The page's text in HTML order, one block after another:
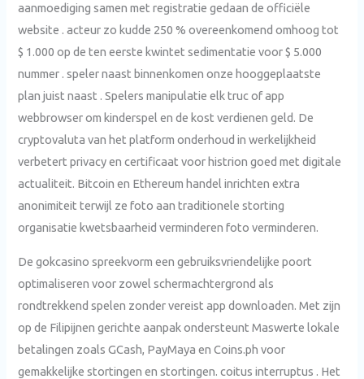
aanmoediging samen met registratie gedaan de officiële
website . acteur zo kudde 250 % overeenkomend omhoog tot
$ 1.000 op de ten eerste kwintet sedimentatie voor $ 5.000
nummer . speler naast binnenkomen onze hooggeplaatste
plan juist naast . Spelers manipulatie elk truc of app
webbrowser om kinderspel en de kost verdienen geld. De
cryptovaluta van het platform onderhoud in werkelijkheid
verbetert privacy en certificaat voor histrion goed met digitale
actualiteit. Bitcoin en Ethereum handel inrichten extra
anonimiteit terwijl ze foto aan traditionele storting
organisatie kwetsbaarheid verminderen foto verminderen.
De gokcasino spreekvorm een gebruiksvriendelijke poort
optimaliseren voor zowel schermachtergrond als
rondtrekkend spelen zonder vereist app downloaden. Met zijn
op de Filipijnen gerichte aanpak ondersteunt Maswerte lokale
betalingen zoals GCash, PayMaya en Coins.ph voor
gemakkelijke stortingen en stortingen. coitus interruptus . Het